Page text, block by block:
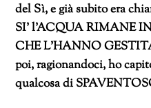
del Sì, e già subito era
SI’ l’ACQUA RIMANE
CHE L’HANNO
poi, ragionandoci, ho
qualcosa di